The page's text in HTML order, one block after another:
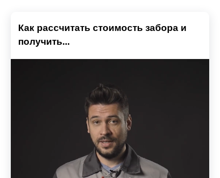
Как рассчитать стоимость забора и
получить...